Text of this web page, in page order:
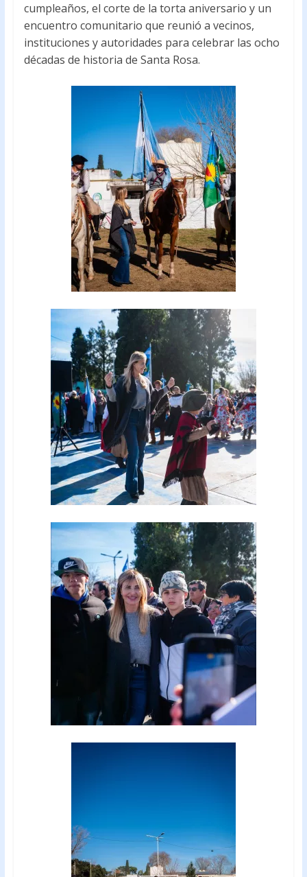
cumpleaños, el corte de la torta aniversario y un
encuentro comunitario que reunió a vecinos,
instituciones y autoridades para celebrar las ocho
décadas de historia de Santa Rosa.